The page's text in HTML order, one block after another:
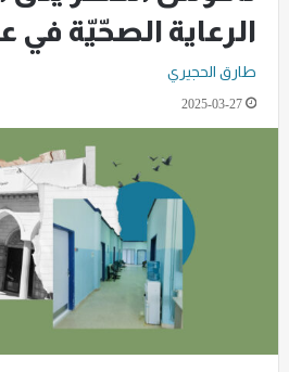
الرعاية الصحّيّة
طارق الحجيري
2025-03-27